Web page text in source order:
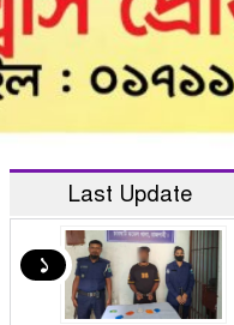
Last Update
১